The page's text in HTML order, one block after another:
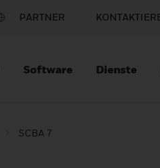
PARTNER
Software Dienste
SCBA 7